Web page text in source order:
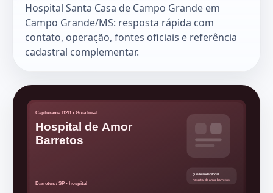
Hospital Santa Casa de Campo Grande em
Campo Grande/MS: resposta rápida com
contato, operação, fontes oficiais e referência
cadastral complementar.